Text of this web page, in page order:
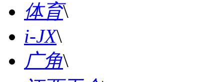
体育\
i-JX\
广角\